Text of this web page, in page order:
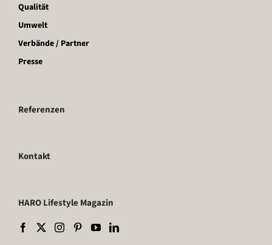
Qualität
Umwelt
Verbände / Partner
Presse
Referenzen
Kontakt
HARO Lifestyle Magazin